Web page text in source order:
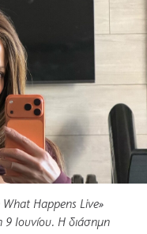
Happens Live»
9 Ιουνίου. Η διάσημη